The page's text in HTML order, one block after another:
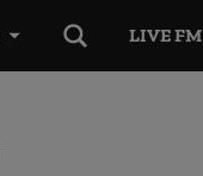
LIVE FM